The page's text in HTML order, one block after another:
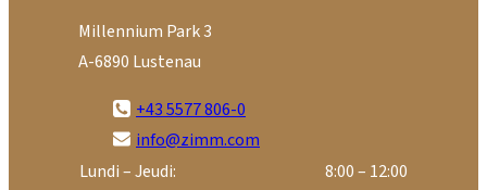
Millennium Park 3
A-6890 Lustenau
+43 5577 806-0
info@zimm.com
Lundi – Jeudi:
8:00 – 12:00